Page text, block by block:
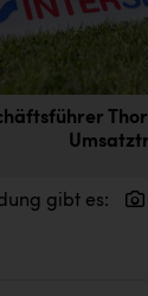
gibt es: